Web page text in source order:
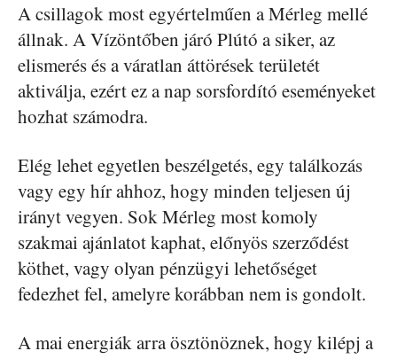
A csillagok most egyértelműen a Mérleg mellé
állnak. A Vízöntőben járó Plútó a siker, az
elismerés és a váratlan áttörések területét
aktiválja, ezért ez a nap sorsfordító eseményeket
hozhat számodra.
Elég lehet egyetlen beszélgetés, egy találkozás
vagy egy hír ahhoz, hogy minden teljesen új
irányt vegyen. Sok Mérleg most komoly
szakmai ajánlatot kaphat, előnyös szerződést
köthet, vagy olyan pénzügyi lehetőséget
fedezhet fel, amelyre korábban nem is gondolt.
A mai energiák arra ösztönöznek, hogy kilépj a